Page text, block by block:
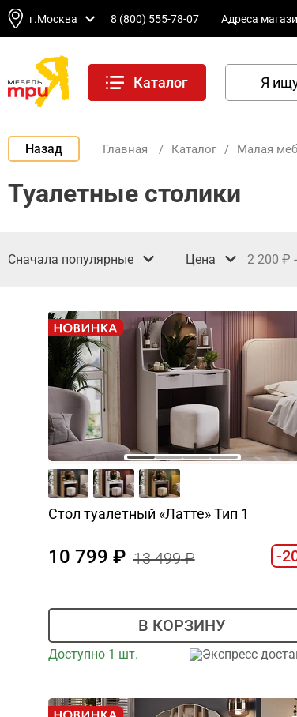
г.Москва 8 (800) 555-78-07 Адреса
Каталог
Назад Главная / Каталог / Малая
Туалетные столики
Сначала популярные Цена 2 200 -
Стол туалетный «Латте» Тип 1
10 799 13 499 -
В КОРЗИНУ
Доступно 1 шт. Экспресс